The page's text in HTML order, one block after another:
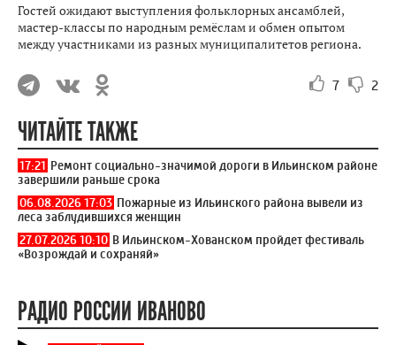
Гостей ожидают выступления фольклорных ансамблей,
мастер-классы по народным ремёслам и обмен опытом
между участниками из разных муниципалитетов региона.
7 2
ЧИТАЙТЕ ТАКЖЕ
17:21 Ремонт социально-значимой дороги в Ильинском районе
завершили раньше срока
06.08.2026 17:03 Пожарные из Ильинского района вывели из
леса заблудившихся женщин
27.07.2026 10:10 В Ильинском-Хованском пройдет фестиваль
«Возрождай и сохраняй»
РАДИО РОССИИ ИВАНОВО